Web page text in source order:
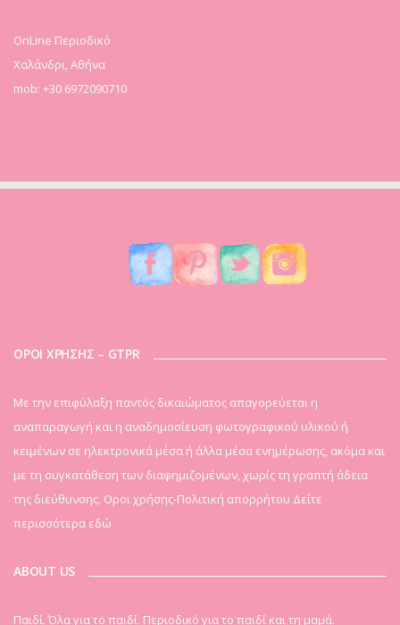
OnLine Περιοδικό
Χαλάνδρι, Αθήνα
mob: +30 6972090710
ΟΡΟΙ ΧΡΗΣΗΣ – GTPR
Mε την επιφύλαξη παντός δικαιώματος απαγορεύεται η
αναπαραγωγή και η αναδημοσίευση φωτογραφικού υλικού ή
κειμένων σε ηλεκτρονικά μέσα ή άλλα μέσα ενημέρωσης, ακόμα και
με τη συγκατάθεση των διαφημιζομένων, χωρίς τη γραπτή άδεια
της διεύθυνσης. Οροι χρήσης-Πολιτική απορρήτου Δείτε
περισσότερα εδώ
ABOUT US
Παιδί. Όλα για το παιδί. Περιοδικό για το παιδί και τη μαμά.